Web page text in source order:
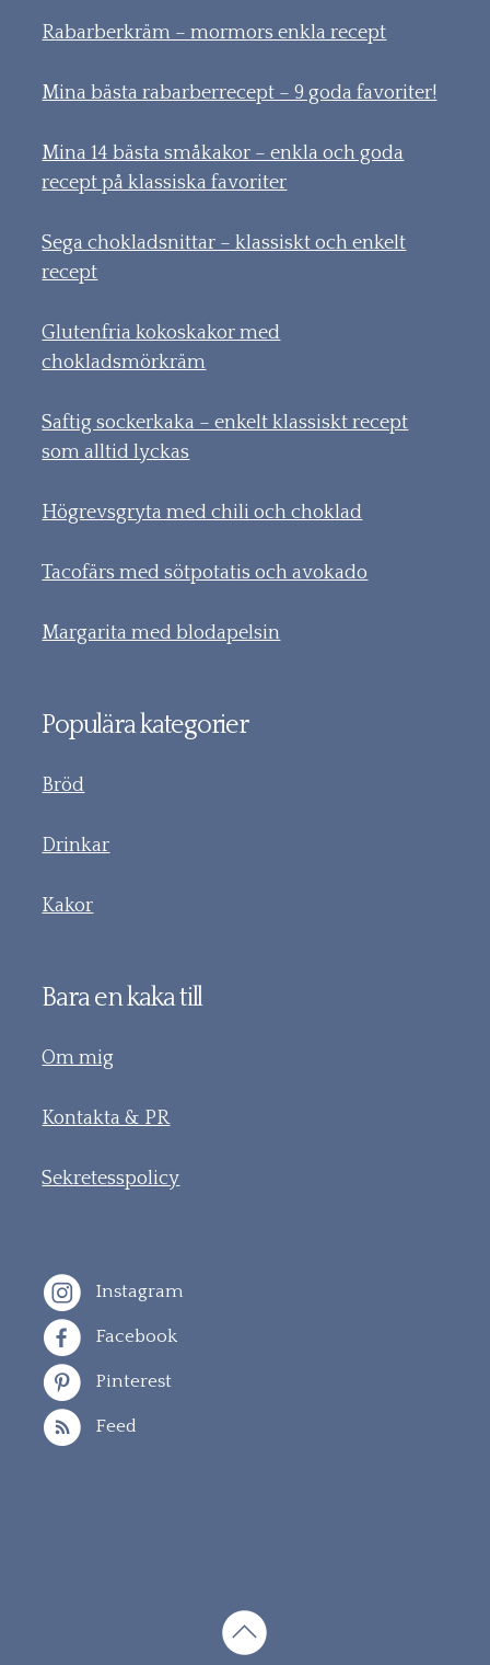
Rabarberkräm – mormors enkla recept
Mina bästa rabarberrecept – 9 goda favoriter!
Mina 14 bästa småkakor – enkla och goda
recept på klassiska favoriter
Sega chokladsnittar – klassiskt och enkelt
recept
Glutenfria kokoskakor med
chokladsmörkräm
Saftig sockerkaka – enkelt klassiskt recept
som alltid lyckas
Högrevsgryta med chili och choklad
Tacofärs med sötpotatis och avokado
Margarita med blodapelsin
Populära kategorier
Bröd
Drinkar
Kakor
Bara en kaka till
Om mig
Kontakta & PR
Sekretesspolicy
Instagram
Facebook
Pinterest
Feed